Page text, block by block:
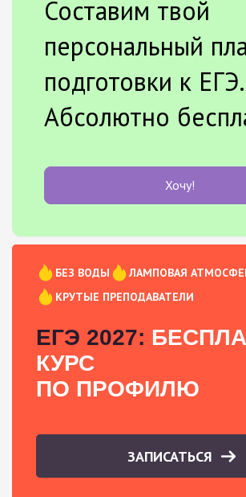
Составим твой
персональный
подготовки к ЕГЭ.
Абсолютно
Хочу!
БЕЗ ВОДЫ
ЛАМПОВАЯ
КРУТЫЕ ПРЕПОДАВАТЕЛИ
ЕГЭ 2027:
КУРС
ПО ПРОФИЛЮ
ЗАПИСАТЬСЯ